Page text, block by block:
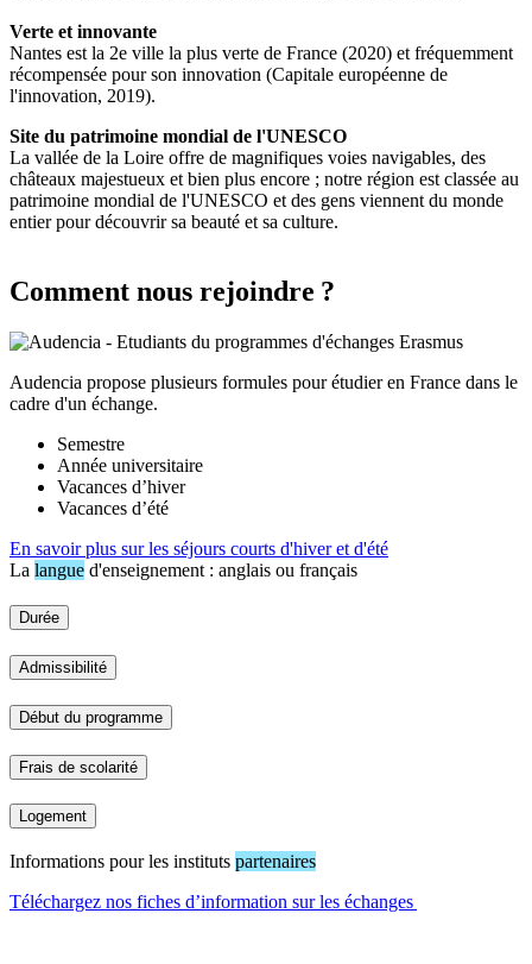
Verte et innovante
Nantes est la 2e ville la plus verte de France (2020) et fréquemment
récompensée pour son innovation (Capitale européenne de
l'innovation, 2019).
Site du patrimoine mondial de l'UNESCO
La vallée de la Loire offre de magnifiques voies navigables, des
châteaux majestueux et bien plus encore ; notre région est classée au
patrimoine mondial de l'UNESCO et des gens viennent du monde
entier pour découvrir sa beauté et sa culture.
Comment nous rejoindre ?
Audencia propose plusieurs formules pour étudier en France dans le
cadre d'un échange.
Semestre
Année universitaire
Vacances d’hiver
Vacances d’été
En savoir plus sur les séjours courts d'hiver et d'été
La langue d'enseignement : anglais ou français
Durée
Admissibilité
Début du programme
Frais de scolarité
Logement
Informations pour les instituts partenaires
Téléchargez nos fiches d’information sur les échanges